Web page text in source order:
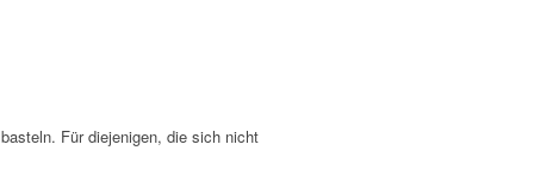
Für diejenigen, die sich nicht